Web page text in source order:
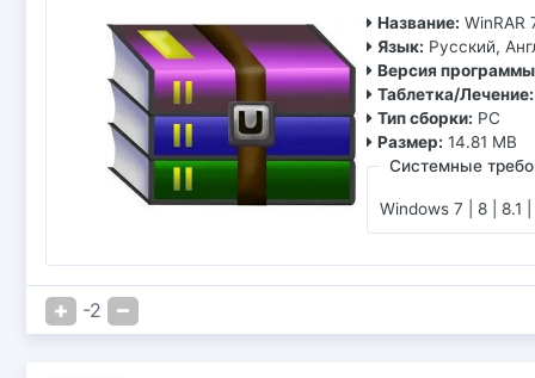
Название:
Язык: Русский,
Версия
Таблетка/Лечение:
Тип сборки: PC
Размер: 14.81 MB
Системные
Windows 7 | 8 | 8.1
-2